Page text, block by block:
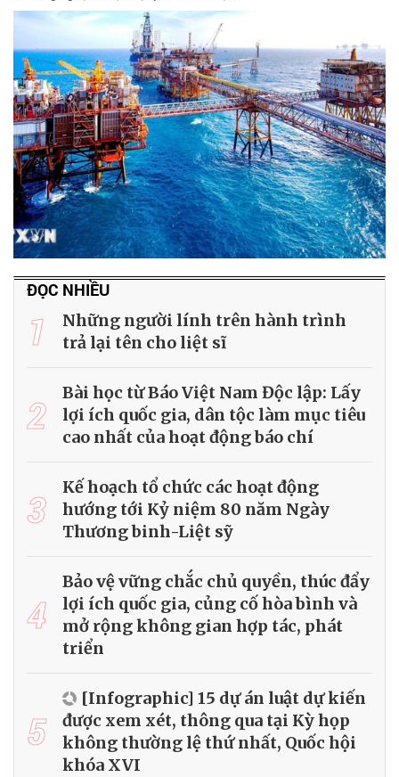
ĐỌC NHIỀU
1
Những người lính trên hành trình
trả lại tên cho liệt sĩ
2
Bài học từ Báo Việt Nam Độc lập: Lấy
lợi ích quốc gia, dân tộc làm mục tiêu
cao nhất của hoạt động báo chí
3
Kế hoạch tổ chức các hoạt động
hướng tới Kỷ niệm 80 năm Ngày
Thương binh-Liệt sỹ
4
Bảo vệ vững chắc chủ quyền, thúc đẩy
lợi ích quốc gia, củng cố hòa bình và
mở rộng không gian hợp tác, phát
triển
5
[Infographic] 15 dự án luật dự kiến
được xem xét, thông qua tại Kỳ họp
không thường lệ thứ nhất, Quốc hội
khóa XVI